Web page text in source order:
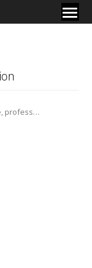
Nathalie Veillette, professeure en ergothérapie, récipiendaire du prix Betty Havens de l’application des connaissances de l’Institut du vieillissement des IRSC